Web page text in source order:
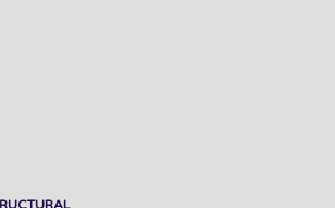
.